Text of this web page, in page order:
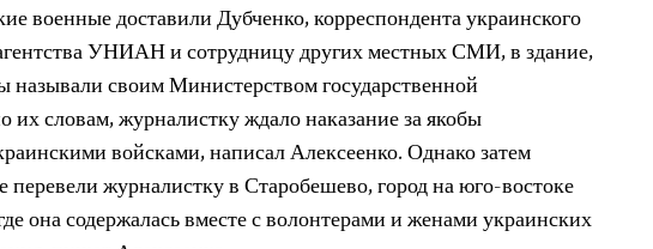
военные доставили Дубченко, корреспондента украинского
УНИАН и сотрудницу других местных СМИ, в здание,
называли своим Министерством государственной
их словам, журналистку ждало наказание за якобы
войсками, написал Алексеенко. Однако затем
перевели журналистку в Старобешево, город на юго-востоке
она содержалась вместе с волонтерами и женами украинских